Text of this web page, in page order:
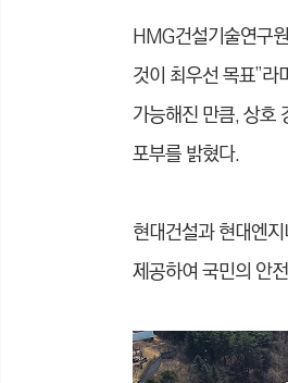
HMG건설기술연구
것이 최우선 목표”
가능해진 만큼, 상호
포부를 밝혔다.
현대건설과 현대엔
제공하여 국민의 안